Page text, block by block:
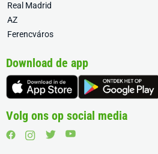
Real Madrid
AZ
Ferencváros
Download de app
Volg ons op social media